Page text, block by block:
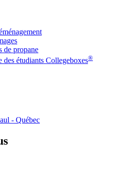
de propane
des étudiants Collegeboxes®
- Québec